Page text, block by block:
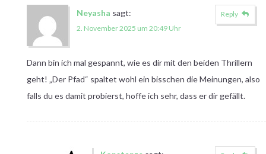
Neyasha sagt:
2. November 2025 um 20:49 Uhr
Dann bin ich mal gespannt, wie es dir mit den beiden Thrillern
geht! „Der Pfad“ spaltet wohl ein bisschen die Meinungen, also
falls du es damit probierst, hoffe ich sehr, dass er dir gefällt.
Reply